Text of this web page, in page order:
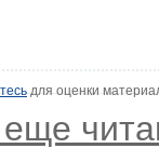
для оценки